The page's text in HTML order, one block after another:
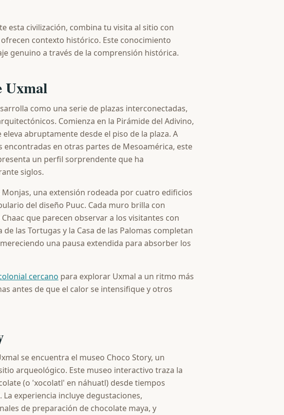
esta civilización, combina tu visita al sitio con
contexto histórico. Este conocimiento
genuino a través de la comprensión histórica.
Uxmal
como una serie de plazas interconectadas,
Comienza en la Pirámide del Adivino,
abruptamente desde el piso de la plaza. A
en otras partes de Mesoamérica, este
un perfil sorprendente que ha
siglos.
una extensión rodeada por cuatro edificios
del diseño Puuc. Cada muro brilla con
que parecen observar a los visitantes con
las Tortugas y la Casa de las Palomas completan
una pausa extendida para absorber los
cercano para explorar Uxmal a un ritmo más
antes de que el calor se intensifique y otros
se encuentra el museo Choco Story, un
arqueológico. Este museo interactivo traza la
(o 'xocolatl' en náhuatl) desde tiempos
experiencia incluye degustaciones,
de preparación de chocolate maya, y